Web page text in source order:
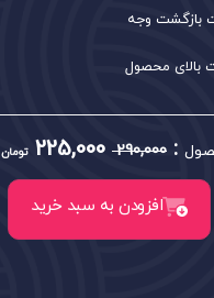
بازگشت وجه
بالای محصول
:
290,000
225,000 تومان
افزودن به سبد خرید